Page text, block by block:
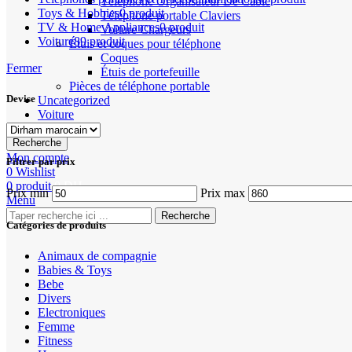
Téléphone portable Claviers
Voiture Chargeurs
Étuis et coques pour téléphone
Coques
Étuis de portefeuille
Pièces de téléphone portable
Uncategorized
Voiture
Recherche
Mon compte
0 Wishlist
0 produit 0DH
Menu
Recherche
Toys & Hobbies0 produit
TV & Home Appliances0 produit
Voiture89 produit
Fermer
Devise
Filtrer par prix
Prix min Prix max
Catégories de produits
Animaux de compagnie
Babies & Toys
Bebe
Divers
Electroniques
Femme
Fitness